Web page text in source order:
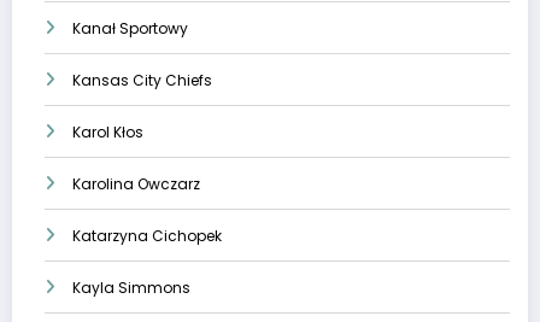
Kanał Sportowy
Kansas City Chiefs
Karol Kłos
Karolina Owczarz
Katarzyna Cichopek
Kayla Simmons